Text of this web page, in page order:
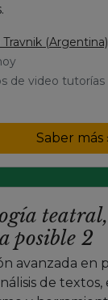
Travnik (Argentina)
de video tutorías
Saber más
posible 2
avanzada en
de textos,